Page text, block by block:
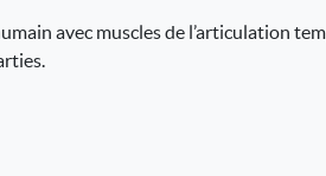
avec muscles de l’articulation